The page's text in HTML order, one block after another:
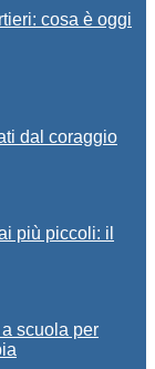
cosa è oggi
dal coraggio
più piccoli: il
scuola per